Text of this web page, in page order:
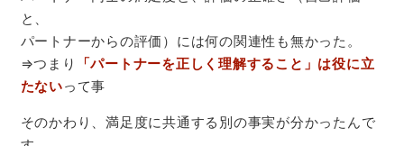
と、
パートナーからの評価）には何の関連性も無かった。
⇒つまり
「パートナーを正しく理解すること」は役に立
たないって事
そのかわり、満足度に共通する別の事実が分かったんで